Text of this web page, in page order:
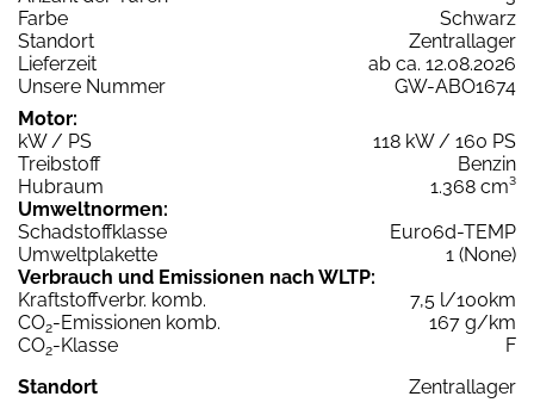
Farbe
Schwarz
Standort
Zentrallager
Lieferzeit
ab ca. 12.08.2026
Unsere Nummer
GW-ABO1674
Motor:
kW / PS
118 kW / 160 PS
Treibstoff
Benzin
Hubraum
1.368 cm³
Umweltnormen:
Schadstoffklasse
Euro6d-TEMP
Umweltplakette
1 (None)
Verbrauch und Emissionen nach WLTP:
Kraftstoffverbr. komb.
7,5 l/100km
CO2-Emissionen komb.
167 g/km
CO2-Klasse
F
Standort
Zentrallager